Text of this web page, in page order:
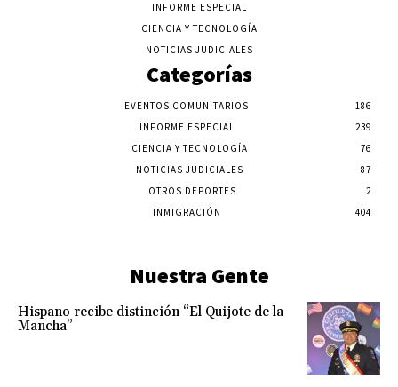
INFORME ESPECIAL
CIENCIA Y TECNOLOGÍA
NOTICIAS JUDICIALES
Categorías
EVENTOS COMUNITARIOS
186
INFORME ESPECIAL
239
CIENCIA Y TECNOLOGÍA
76
NOTICIAS JUDICIALES
87
OTROS DEPORTES
2
INMIGRACIÓN
404
Nuestra Gente
Hispano recibe distinción “El Quijote de la
Mancha”